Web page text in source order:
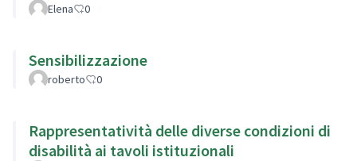
Elena 0
Sensibilizzazione
roberto 0
Rappresentatività delle diverse condizioni di
disabilità ai tavoli istituzionali